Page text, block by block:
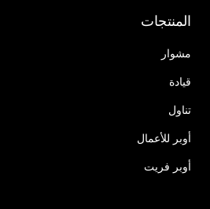
المنتجات
مشوار
قيادة
تناول
أوبر للأعمال
أوبر فريت